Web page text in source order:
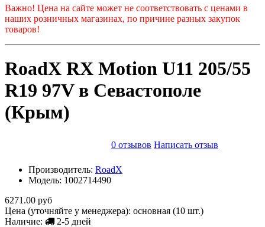
Важно! Цена на сайте может не соответствовать с ценами в
наших розничных магазинах, по причине разных закупок
товаров!
RoadX RX Motion U11 205/55
R19 97V в Севастополе
(Крым)
0 отзывов Написать отзыв
Производитель: RoadX
Модель: 1002714490
6271.00 руб
Цена (уточняйте у менеджера): основная (10 шт.)
Наличие:
2-5 дней